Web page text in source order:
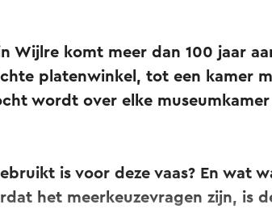
Wijlre komt meer dan 100 jaar
platenwinkel, tot een kamer
wordt over elke
is voor deze vaas? En wat
het meerkeuzevragen zijn, is